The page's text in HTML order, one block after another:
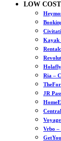
LOW COST
Kayak
Ria –
JR
Vrbo –